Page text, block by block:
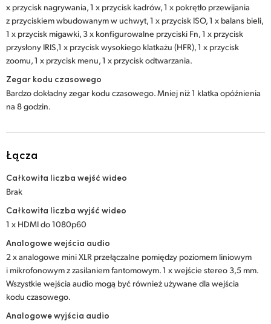
x przycisk nagrywania, 1 x przycisk kadrów, 1 x pokrętło przewijania
z przyciskiem wbudowanym w uchwyt, 1 x przycisk ISO, 1 x balans bieli,
1 x przycisk migawki, 3 x konfigurowalne przyciski Fn, 1 x przycisk
przysłony IRIS,1 x przycisk wysokiego klatkażu (HFR), 1 x przycisk
zoomu, 1 x przycisk menu, 1 x przycisk odtwarzania.
Zegar kodu czasowego
Bardzo dokładny zegar kodu czasowego. Mniej niż 1 klatka opóźnienia
na 8 godzin.
Łącza
Całkowita liczba wejść wideo
Brak
Całkowita liczba wyjść wideo
1 x HDMI do 1080p60
Analogowe wejścia audio
2 x analogowe mini XLR przełączalne pomiędzy poziomem liniowym
i mikrofonowym z zasilaniem fantomowym. 1 x wejście stereo 3,5 mm.
Wszystkie wejścia audio mogą być również używane dla wejścia
kodu czasowego.
Analogowe wyjścia audio